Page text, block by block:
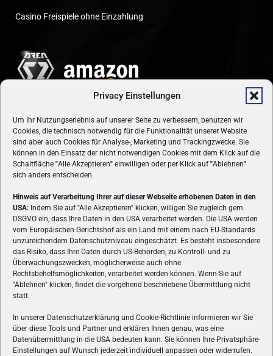
Privacy Einstellungen
Um Ihr Nutzungserlebnis auf unserer Seite zu verbessern, benutzen wir
Cookies, die technisch notwendig für die Funktionalität unserer Website
sind aber auch Cookies für Analyse-, Marketing und Trackingzwecke. Sie
können in den Einsatz der nicht notwendigen Cookies mit dem Klick auf die
Schaltfläche "Alle Akzeptieren" einwilligen oder per Klick auf"Ablehnen"
sich anders entscheiden.
Hinweis auf Verarbeitung Ihrer auf dieser Webseite erhobenen Daten in den
USA: Indem Sie auf "Alle Akzeptieren" klicken, willigen Sie zugleich gem.
DSGVO ein, dass Ihre Daten in den USA verarbeitet werden. Die USA werden
vom Europäischen Gerichtshof als ein Land mit einem nach EU-Standards
unzureichendem Datenschutzniveau eingeschätzt. Es besteht insbesondere
das Risiko, dass Ihre Daten durch US-Behörden, zu Kontroll- und zu
Überwachungszwecken, möglicherweise auch ohne
Rechtsbehelfsmöglichkeiten, verarbeitet werden können. Wenn Sie auf
"Ablehnen" klicken, findet die vorgehend beschriebene Übermittlung nicht
statt.
In unserer Datenschutzerklärung und Cookie-Richtlinie informieren wir Sie
über diese Tools und Partner und erklären Ihnen genau, was eine
Datenübermittlung in die USA bedeuten kann. Sie können Ihre Privatsphäre-
Einstellungen auf Wunsch jederzeit individuell anpassen oder widerrufen.
Casino Freispiele ohne Einzahlung
ÜBER UNS
VON GAMERN, FÜR GAMER! Gamers.at ist das älteste Online-
Spielemagazin Österreichs und bringt täglich aktuelle News,
Reviews und Videos zu PC- und Konsolenspielen, Gaming-
Hardware und aus der Welt des e-Sport's.
FOLGE UNS